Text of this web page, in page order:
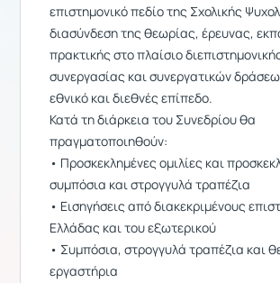
επιστημονικό πεδίο της Σχολικής
διασύνδεση της θεωρίας, έρευνας,
πρακτικής στο πλαίσιο
συνεργασίας και συνεργατικών
εθνικό και διεθνές επίπεδο.
Κατά τη διάρκεια του Συνεδρίου θα
πραγματοποιηθούν:
• Προσκεκλημένες ομιλίες και
συμπόσια και στρογγυλά τραπέζια
• Εισηγήσεις από διακεκριμένους
Ελλάδας και του εξωτερικού
• Συμπόσια, στρογγυλά τραπέζια και
εργαστήρια